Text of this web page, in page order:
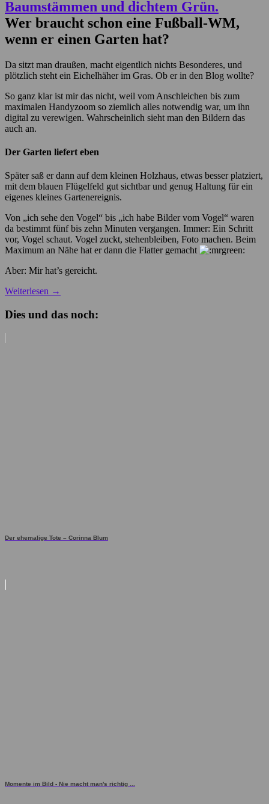
Wer braucht schon eine Fußball-WM,
wenn er einen Garten hat?
Da sitzt man draußen, macht eigentlich nichts Besonderes, und
plötzlich steht ein Eichelhäher im Gras. Ob er in den Blog wollte?
So ganz klar ist mir das nicht, weil vom Anschleichen bis zum
maximalen Handyzoom so ziemlich alles notwendig war, um ihn
digital zu verewigen. Wahrscheinlich sieht man den Bildern das
auch an.
Der Garten liefert eben
Später saß er dann auf dem kleinen Holzhaus, etwas besser platziert,
mit dem blauen Flügelfeld gut sichtbar und genug Haltung für ein
eigenes kleines Gartenereignis.
Von „ich sehe den Vogel“ bis „ich habe Bilder vom Vogel“ waren
da bestimmt fünf bis zehn Minuten vergangen. Immer: Ein Schritt
vor, Vogel schaut. Vogel zuckt, stehenbleiben, Foto machen. Beim
Maximum an Nähe hat er dann die Flatter gemacht
Aber: Mir hat’s gereicht.
Weiterlesen →
Dies und das noch:
Der ehemalige Tote – Corinna Blum
Momente im Bild - Nie macht man's richtig ...